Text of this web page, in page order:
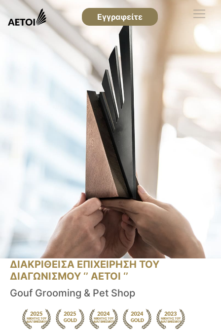
Εγγραφείτε
ΔΙΑΚΡΙΘΕΙΣΑ ΕΠΙΧΕΙΡΗΣΗ ΤΟΥ
ΔΙΑΓΩΝΙΣΜΟΥ ‘’ ΑΕΤΟΙ ‘’
Gouf Grooming & Pet Shop